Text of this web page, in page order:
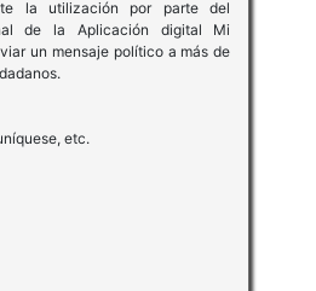
la utilización por parte del
de la Aplicación digital Mi
un mensaje político a más de
etc.